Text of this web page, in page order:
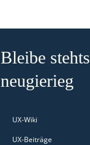
Bleibe stehts
neugierieg
UX-Wiki
UX-Beiträge